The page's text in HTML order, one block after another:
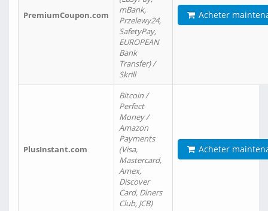
PremiumCoupon.com
mBank,
Przelewy24,
SafetyPay,
EUROPEAN
Bank
Transfer) /
Skrill
Acheter
PlusInstant.com
Bitcoin /
Perfect
Money /
Amazon
Payments
(Visa,
Mastercard,
Amex,
Discover
Card, Diners
Club, JCB)
Acheter